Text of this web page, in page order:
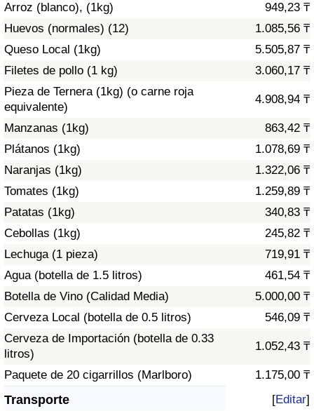
Arroz (blanco), (1kg)
949,23 ₸
Huevos (normales) (12)
1.085,56 ₸
Queso Local (1kg)
5.505,87 ₸
Filetes de pollo (1 kg)
3.060,17 ₸
Pieza de Ternera (1kg) (o carne roja
equivalente)
4.908,94 ₸
Manzanas (1kg)
863,42 ₸
Plátanos (1kg)
1.078,69 ₸
Naranjas (1kg)
1.322,06 ₸
Tomates (1kg)
1.259,89 ₸
Patatas (1kg)
340,83 ₸
Cebollas (1kg)
245,82 ₸
Lechuga (1 pieza)
719,91 ₸
Agua (botella de 1.5 litros)
461,54 ₸
Botella de Vino (Calidad Media)
5.000,00 ₸
Cerveza Local (botella de 0.5 litros)
546,09 ₸
Cerveza de Importación (botella de 0.33
litros)
1.052,43 ₸
Paquete de 20 cigarrillos (Marlboro) 1.175,00 ₸
Transporte [Editar]
Índice de Sanidad
Índice de Sanidad por País
Contaminación
Índice de Contaminación (Actual)
Índice de contaminación
Índice de Contaminación por País
Tráfico
Índice de Tráfico
Índice de Tráfico (Actual)
Índice de Tráfico por País